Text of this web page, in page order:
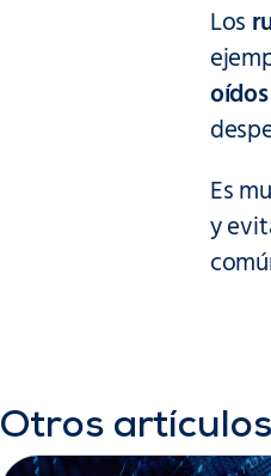
Los
Es
y
Otros artículos